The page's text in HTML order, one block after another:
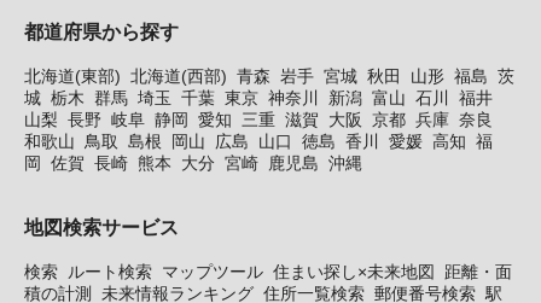
都道府県から探す
北海道(東部) 北海道(西部) 青森 岩手 宮城 秋田 山形 福島 茨
城 栃木 群馬 埼玉 千葉 東京 神奈川 新潟 富山 石川
福井
山梨 長野 岐阜 静岡 愛知 三重 滋賀 大阪 京都 兵庫 奈良
和歌山 鳥取 島根 岡山 広島 山口 徳島 香川 愛媛 高知 福
岡
佐賀 長崎 熊本 大分 宮崎 鹿児島 沖縄
地図検索サービス
検索 ルート検索 マップツール 住まい探し×未来地図
距離・面
積の計測
未来情報ランキング 住所一覧検索 郵便番号検索 駅